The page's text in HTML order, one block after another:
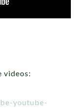
videos:
youtube-